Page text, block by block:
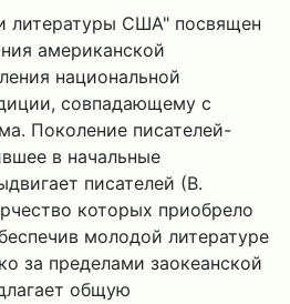
литературы США" посвящен
американской
национальной
совпадающему с
Поколение писателей-
в начальные
писателей (В.
которых приобрело
молодой литературе
за пределами заокеанской
общую